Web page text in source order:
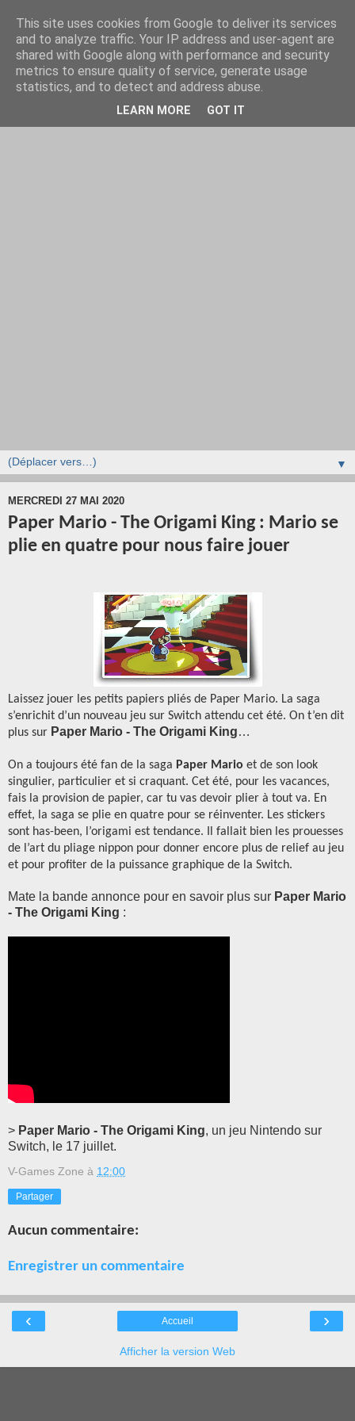
▼
MERCREDI 27 MAI 2020
Paper Mario - The Origami King : Mario se
plie en quatre pour nous faire jouer
Laissez jouer les petits papiers pliés de Paper Mario. La saga
s’enrichit d’un nouveau jeu sur Switch attendu cet été. On t’en dit
plus sur Paper Mario - The Origami King…
On a toujours été fan de la saga Paper Mario et de son look
singulier, particulier et si craquant. Cet été, pour les vacances,
fais la provision de papier, car tu vas devoir plier à tout va. En
effet, la saga se plie en quatre pour se réinventer. Les stickers
sont has-been, l’origami est tendance. Il fallait bien les prouesses
de l’art du pliage nippon pour donner encore plus de relief au jeu
et pour profiter de la puissance graphique de la Switch.
Mate la bande annonce pour en savoir plus sur Paper Mario
- The Origami King :
> Paper Mario - The Origami King, un jeu Nintendo sur
Switch, le 17 juillet.
V-Games Zone à 12:00
Partager
Aucun commentaire:
Enregistrer un commentaire
‹ ›
Accueil
Afficher la version Web
This site uses cookies from Google to deliver its services
and to analyze traffic. Your IP address and user-agent are
shared with Google along with performance and security
metrics to ensure quality of service, generate usage
statistics, and to detect and address abuse.
LEARN MORE GOT IT